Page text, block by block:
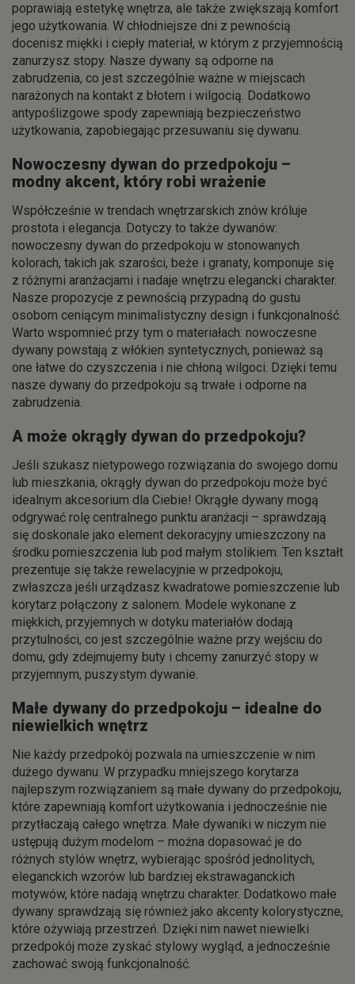
poprawiają estetykę wnętrza, ale także zwiększają komfort
jego użytkowania. W chłodniejsze dni z pewnością
docenisz miękki i ciepły materiał, w którym z przyjemnością
zanurzysz stopy. Nasze dywany są odporne na
zabrudzenia, co jest szczególnie ważne w miejscach
narażonych na kontakt z błotem i wilgocią. Dodatkowo
antypoślizgowe spody zapewniają bezpieczeństwo
użytkowania, zapobiegając przesuwaniu się dywanu.
Nowoczesny dywan do przedpokoju –
modny akcent, który robi wrażenie
Współcześnie w trendach wnętrzarskich znów króluje
prostota i elegancja. Dotyczy to także dywanów:
nowoczesny dywan do przedpokoju w stonowanych
kolorach, takich jak szarości, beże i granaty, komponuje się
z różnymi aranżacjami i nadaje wnętrzu elegancki charakter.
Nasze propozycje z pewnością przypadną do gustu
osobom ceniącym minimalistyczny design i funkcjonalność.
Warto wspomnieć przy tym o materiałach: nowoczesne
dywany powstają z włókien syntetycznych, ponieważ są
one łatwe do czyszczenia i nie chłoną wilgoci. Dzięki temu
nasze dywany do przedpokoju są trwałe i odporne na
zabrudzenia.
A może okrągły dywan do przedpokoju?
Jeśli szukasz nietypowego rozwiązania do swojego domu
lub mieszkania, okrągły dywan do przedpokoju może być
idealnym akcesorium dla Ciebie! Okrągłe dywany mogą
odgrywać rolę centralnego punktu aranżacji – sprawdzają
się doskonale jako element dekoracyjny umieszczony na
środku pomieszczenia lub pod małym stolikiem. Ten kształt
prezentuje się także rewelacyjnie w przedpokoju,
zwłaszcza jeśli urządzasz kwadratowe pomieszczenie lub
korytarz połączony z salonem. Modele wykonane z
miękkich, przyjemnych w dotyku materiałów dodają
przytulności, co jest szczególnie ważne przy wejściu do
domu, gdy zdejmujemy buty i chcemy zanurzyć stopy w
przyjemnym, puszystym dywanie.
Małe dywany do przedpokoju – idealne do
niewielkich wnętrz
Nie każdy przedpokój pozwala na umieszczenie w nim
dużego dywanu. W przypadku mniejszego korytarza
najlepszym rozwiązaniem są małe dywany do przedpokoju,
które zapewniają komfort użytkowania i jednocześnie nie
przytłaczają całego wnętrza. Małe dywaniki w niczym nie
ustępują dużym modelom – można dopasować je do
różnych stylów wnętrz, wybierając spośród jednolitych,
eleganckich wzorów lub bardziej ekstrawaganckich
motywów, które nadają wnętrzu charakter. Dodatkowo małe
dywany sprawdzają się również jako akcenty kolorystyczne,
które ożywiają przestrzeń. Dzięki nim nawet niewielki
przedpokój może zyskać stylowy wygląd, a jednocześnie
zachować swoją funkcjonalność.